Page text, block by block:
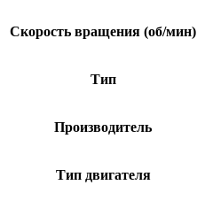
Скорость вращения (об/мин)
Тип
Производитель
Тип двигателя